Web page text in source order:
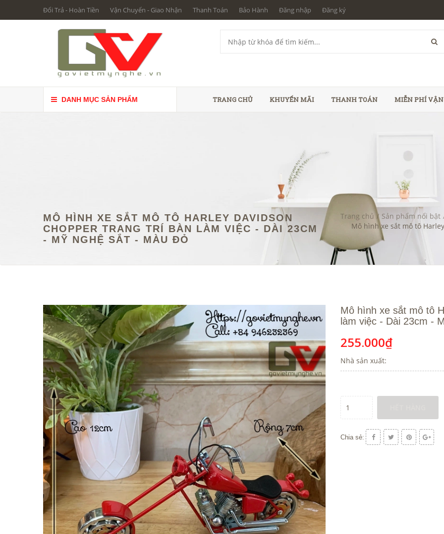
Đổi Trả - Hoàn Tiền Vận Chuyển - Giao Nhận Thanh Toán Bảo Hành Đăng nhập Đăng ký
DANH MỤC SẢN PHẨM TRANG CHỦ KHUYẾN MÃI THANH TOÁN MIỄN PHÍ
MÔ HÌNH XE SẮT MÔ TÔ HARLEY DAVIDSON
CHOPPER TRANG TRÍ BÀN LÀM VIỆC - DÀI 23CM
- MỸ NGHỆ SẮT - MÀU ĐỎ
Trang chủ / Sản phẩm nổi bật
Mô hình xe sắt mô tô
Mô hình xe sắt mô tô
làm việc - Dài 23cm -
255.000₫
Nhà sản xuất:
Chia sẻ: